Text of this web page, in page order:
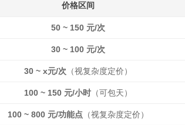
价格区间
50 ~ 150 元/次
30 ~ 100 元/次
30 ~ x元/次 （视复杂度定价）
100 ~ 150 元/小时（可包天）
100 ~ 800 元/功能点（视复杂度定价）